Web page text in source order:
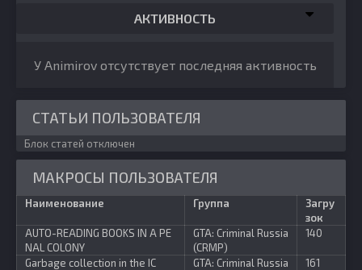
АКТИВНОСТЬ
У Animirov отсутствует последняя активность
СТАТЬИ ПОЛЬЗОВАТЕЛЯ
Блок статей отключен
МАКРОСЫ ПОЛЬЗОВАТЕЛЯ
Наименование Группа
Загру
зок
AUTO-READING BOOKS IN A PE
NAL COLONY
GTA: Criminal Russia
(CRMP)
140
Garbage collection in the IC
GTA: Criminal Russia
161